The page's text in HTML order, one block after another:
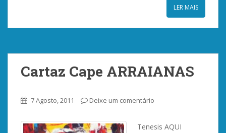
LER MAIS
Cartaz Cape ARRAIANAS
7 Agosto, 2011 Deixe um comentário
Tenesis AQUI